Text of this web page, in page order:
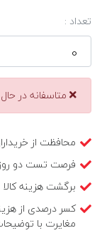
تعداد :
متاسفانه در
محافظت از
فرصت تست دو
برگشت هزینه
کسر درصدی از
مغایرت با